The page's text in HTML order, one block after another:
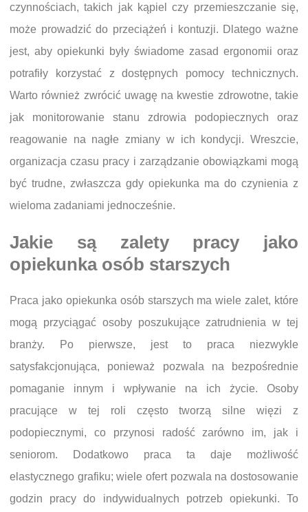
czynnościach, takich jak kąpiel czy przemieszczanie się,
może prowadzić do przeciążeń i kontuzji. Dlatego ważne
jest, aby opiekunki były świadome zasad ergonomii oraz
potrafiły korzystać z dostępnych pomocy technicznych.
Warto również zwrócić uwagę na kwestie zdrowotne, takie
jak monitorowanie stanu zdrowia podopiecznych oraz
reagowanie na nagłe zmiany w ich kondycji. Wreszcie,
organizacja czasu pracy i zarządzanie obowiązkami mogą
być trudne, zwłaszcza gdy opiekunka ma do czynienia z
wieloma zadaniami jednocześnie.
Jakie są zalety pracy jako
opiekunka osób starszych
Praca jako opiekunka osób starszych ma wiele zalet, które
mogą przyciągać osoby poszukujące zatrudnienia w tej
branży. Po pierwsze, jest to praca niezwykle
satysfakcjonująca, ponieważ pozwala na bezpośrednie
pomaganie innym i wpływanie na ich życie. Osoby
pracujące w tej roli często tworzą silne więzi z
podopiecznymi, co przynosi radość zarówno im, jak i
seniorom. Dodatkowo praca ta daje możliwość
elastycznego grafiku; wiele ofert pozwala na dostosowanie
godzin pracy do indywidualnych potrzeb opiekunki. To